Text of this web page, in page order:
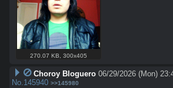
270.07 KB ,300x405
Choroy Bloguero 06/29/2026 (Mon)
No.145940 >>145980